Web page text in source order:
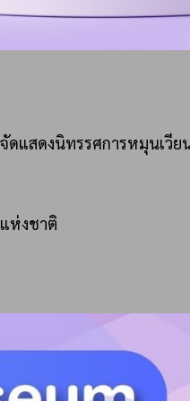
แสดงนิทรรศการหมุนเวีย
ห่งชาติ